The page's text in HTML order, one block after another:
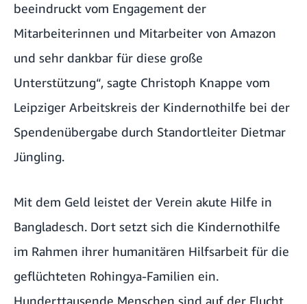
beeindruckt vom Engagement der
Mitarbeiterinnen und Mitarbeiter von Amazon
und sehr dankbar für diese große
Unterstützung“, sagte Christoph Knappe vom
Leipziger Arbeitskreis der Kindernothilfe bei der
Spendenübergabe durch Standortleiter Dietmar
Jüngling.
Mit dem Geld leistet der Verein akute Hilfe in
Bangladesch. Dort setzt sich die Kindernothilfe
im Rahmen ihrer humanitären Hilfsarbeit für die
geflüchteten Rohingya-Familien ein.
Hunderttausende Menschen sind auf der Flucht